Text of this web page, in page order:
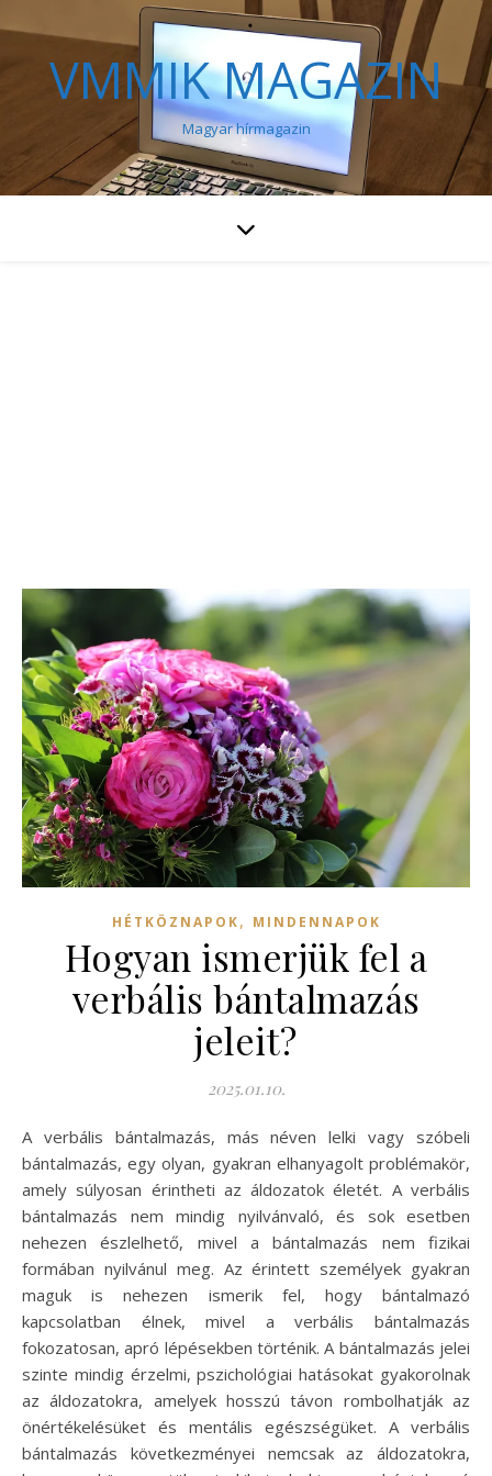
VMMIK MAGAZIN
Magyar hírmagazin
HÉTKÖZNAPOK, MINDENNAPOK
Hogyan ismerjük fel a
verbális bántalmazás
jeleit?
2025.01.10.
A verbális bántalmazás, más néven lelki vagy szóbeli
bántalmazás, egy olyan, gyakran elhanyagolt problémakör,
amely súlyosan érintheti az áldozatok életét. A verbális
bántalmazás nem mindig nyilvánvaló, és sok esetben
nehezen észlelhető, mivel a bántalmazás nem fizikai
formában nyilvánul meg. Az érintett személyek gyakran
maguk is nehezen ismerik fel, hogy bántalmazó
kapcsolatban élnek, mivel a verbális bántalmazás
fokozatosan, apró lépésekben történik. A bántalmazás jelei
szinte mindig érzelmi, pszichológiai hatásokat gyakorolnak
az áldozatokra, amelyek hosszú távon rombolhatják az
önértékelésüket és mentális egészségüket. A verbális
bántalmazás következményei nemcsak az áldozatokra,